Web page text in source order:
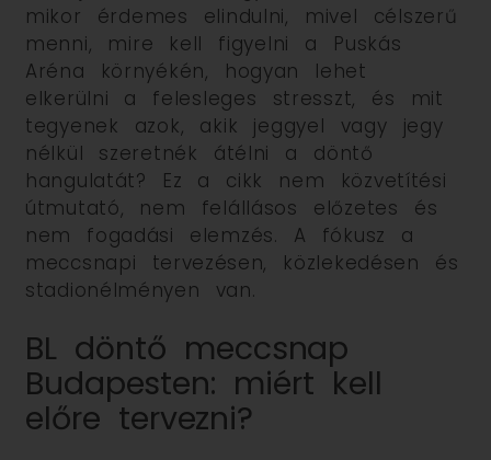
mikor érdemes elindulni, mivel célszerű
menni, mire kell figyelni a Puskás
Aréna környékén, hogyan lehet
elkerülni a felesleges stresszt, és mit
tegyenek azok, akik jeggyel vagy jegy
nélkül szeretnék átélni a döntő
hangulatát? Ez a cikk nem közvetítési
útmutató, nem felállásos előzetes és
nem fogadási elemzés. A fókusz a
meccsnapi tervezésen, közlekedésen és
stadionélményen van.
BL döntő meccsnap
Budapesten: miért kell
előre tervezni?